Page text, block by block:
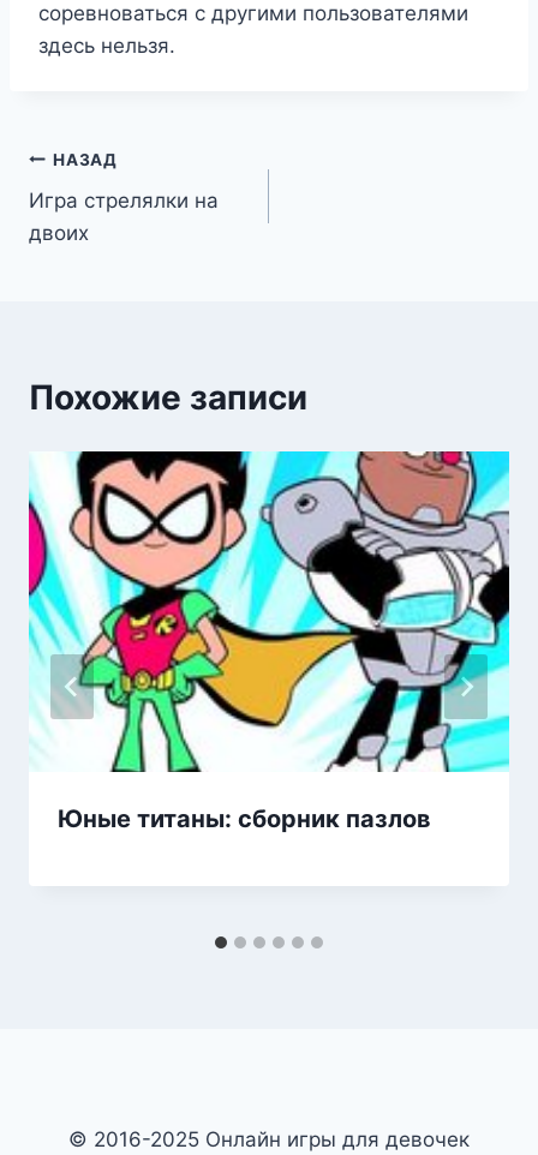
соревноваться с другими пользователями
здесь нельзя.
Навигация
по
НАЗАД
Игра стрелялки на
двоих
Похожие записи
Юные титаны: сборник пазлов
© 2016-2025 Онлайн игры для девочек